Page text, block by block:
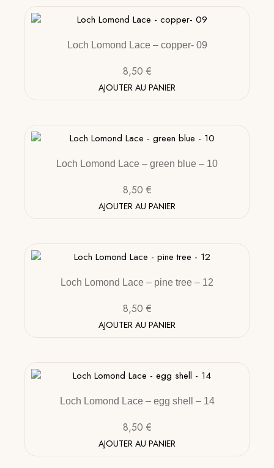
Loch Lomond Lace – copper- 09
8,50 €
AJOUTER AU PANIER
Loch Lomond Lace – green blue – 10
8,50 €
AJOUTER AU PANIER
Loch Lomond Lace – pine tree – 12
8,50 €
AJOUTER AU PANIER
Loch Lomond Lace – egg shell – 14
8,50 €
AJOUTER AU PANIER